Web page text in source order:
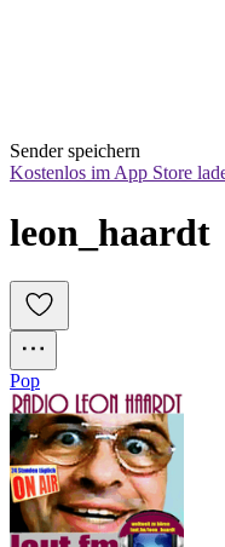
Sender speichern
Kostenlos im App Store
leon_haardt
Pop